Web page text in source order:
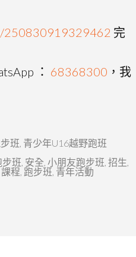
250830919329462 完
： 68368300 ，我
班, 青少年U16越野跑班
步班, 安全, 小朋友跑步班, 招生,
課程, 跑步班, 青年活動